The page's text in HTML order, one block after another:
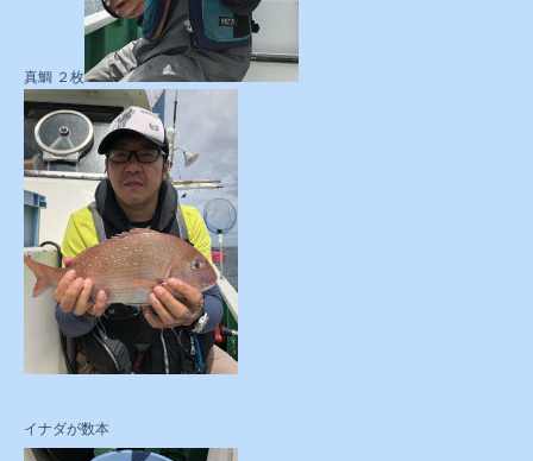
真鯛 ２枚
イナダが数本